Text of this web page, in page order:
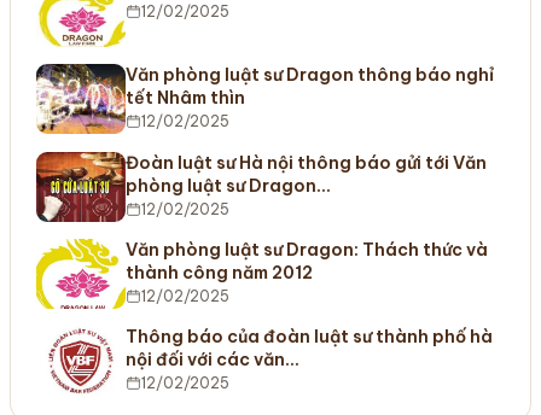
12/02/2025
Văn phòng luật sư Dragon thông báo nghỉ
tết Nhâm thìn
12/02/2025
Đoàn luật sư Hà nội thông báo gửi tới Văn
phòng luật sư Dragon…
12/02/2025
Văn phòng luật sư Dragon: Thách thức và
thành công năm 2012
12/02/2025
Thông báo của đoàn luật sư thành phố hà
nội đối với các văn…
12/02/2025